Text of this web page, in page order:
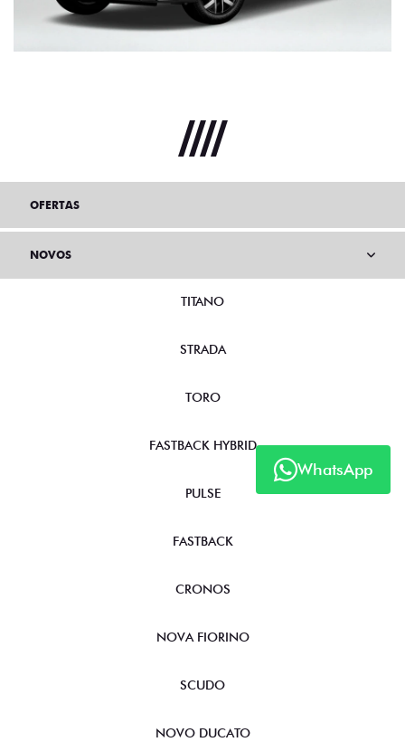
WhatsApp
OFERTAS
NOVOS
TITANO
STRADA
TORO
FASTBACK HYBRID
PULSE
FASTBACK
CRONOS
NOVA FIORINO
SCUDO
NOVO DUCATO